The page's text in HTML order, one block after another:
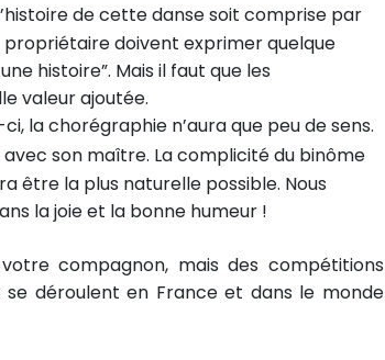
de cette danse soit comprise par
propriétaire doivent exprimer quelque
histoire”. Mais il faut que les
valeur ajoutée.
la chorégraphie n’aura que peu de sens.
son maître. La complicité du binôme
être la plus naturelle possible. Nous
la joie et la bonne humeur !
compagnon, mais des compétitions
déroulent en France et dans le monde